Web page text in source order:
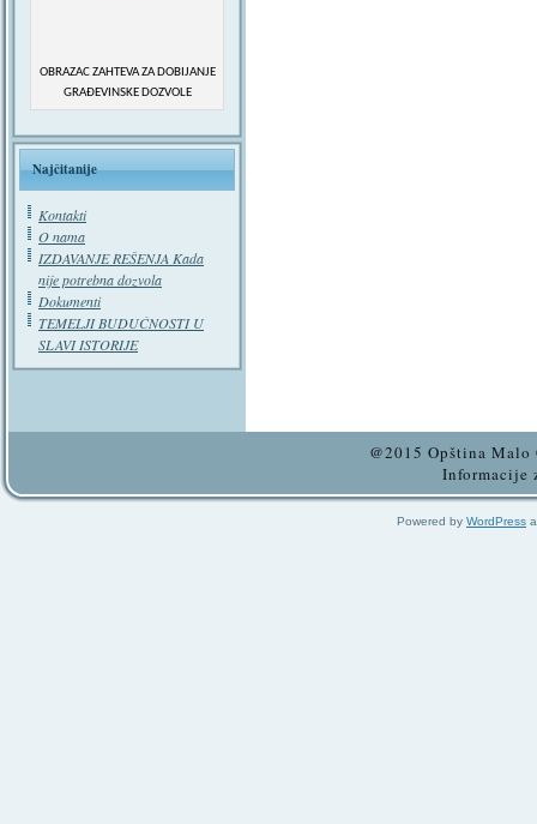
OBRAZAC ZAHTEVA ZA DOBIJANJE
GRAĐEVINSKE DOZVOLE
Najčitanije
Kontakti
O nama
IZDAVANJE REŠENJA Kada
nije potrebna dozvola
Dokumenti
TEMELJI BUDUĆNOSTI U
SLAVI ISTORIJE
@2015 Opština
Informacije
Powered by WordPress